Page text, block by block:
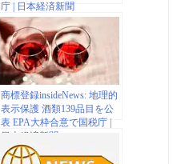
庁 | 日本経済新聞
商標登録insideNews: 地理的
表示保護 酒類139品目を公
表 EPA大枠合意で国税庁 |
日本経済新聞